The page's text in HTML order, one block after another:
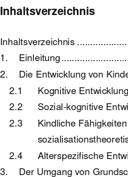
Inhaltsverzeichnis
Inhaltsverzeichnis
1.
Einleitung
2.
Die Entwicklung von
2.1
Kognitive
2.2
Sozial-kognitive
2.3 Kindliche
sozialisationstheore
2.4 Alterspezifische
3. Der Umgang von